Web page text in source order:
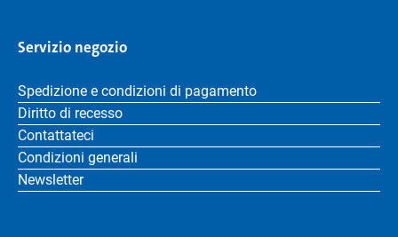
Servizio negozio
Spedizione e condizioni di pagamento
Diritto di recesso
Contattateci
Condizioni generali
Newsletter